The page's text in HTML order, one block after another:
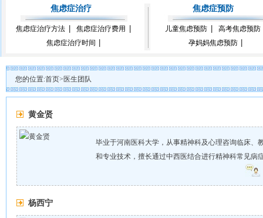
焦虑症治疗
焦虑症治疗方法
焦虑症治疗费用
焦虑症治疗时间
焦虑症预防
儿童焦虑预防
高考焦虑预防
孕妈妈焦虑预防
您的位置:首页>医生团队
黄金贤
毕业于河南医科大学，从事精神科及心理咨询临床、
和专业技术，擅长通过中西医结合进行精神科常见病
杨西宁